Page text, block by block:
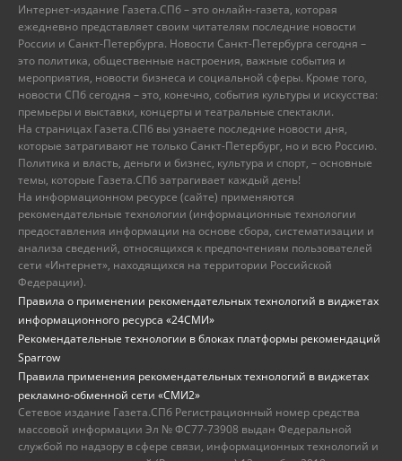
Интернет-издание Газета.СПб – это онлайн-газета, которая
ежедневно представляет своим читателям последние новости
России и Санкт-Петербурга. Новости Санкт-Петербурга сегодня –
это политика, общественные настроения, важные события и
мероприятия, новости бизнеса и социальной сферы. Кроме того,
новости СПб сегодня – это, конечно, события культуры и искусства:
премьеры и выставки, концерты и театральные спектакли.
На страницах Газета.СПб вы узнаете последние новости дня,
которые затрагивают не только Санкт-Петербург, но и всю Россию.
Политика и власть, деньги и бизнес, культура и спорт, – основные
темы, которые Газета.СПб затрагивает каждый день!
На информационном ресурсе (сайте) применяются
рекомендательные технологии (информационные технологии
предоставления информации на основе сбора, систематизации и
анализа сведений, относящихся к предпочтениям пользователей
сети «Интернет», находящихся на территории Российской
Федерации).
Правила о применении рекомендательных технологий в виджетах
информационного ресурса «24СМИ»
Рекомендательные технологии в блоках платформы рекомендаций
Sparrow
Правила применения рекомендательных технологий в виджетах
рекламно-обменной сети «СМИ2»
Сетевое издание Газета.СПб Регистрационный номер средства
массовой информации Эл № ФС77-73908 выдан Федеральной
службой по надзору в сфере связи, информационных технологий и